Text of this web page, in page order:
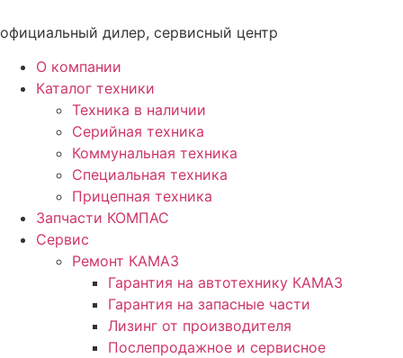
к
официальный дилер, сервисный центр
О компании
Каталог техники
Техника в наличии
Серийная техника
Коммунальная техника
Специальная техника
Прицепная техника
Запчасти КОМПАС
Сервис
Ремонт КАМАЗ
Гарантия на автотехнику КАМАЗ
Гарантия на запасные части
Лизинг от производителя
Послепродажное и сервисное